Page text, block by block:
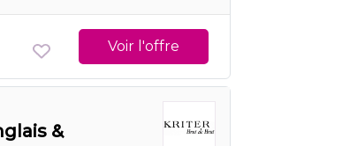
Voir l'offre
&